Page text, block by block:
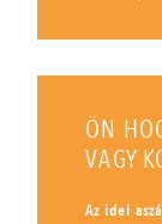
ÖN
VAGY
Az idei